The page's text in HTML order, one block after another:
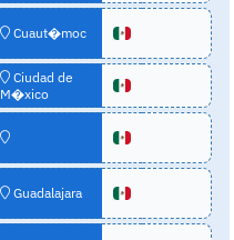
Cuaut�moc
Ciudad de
M�xico
Guadalajara